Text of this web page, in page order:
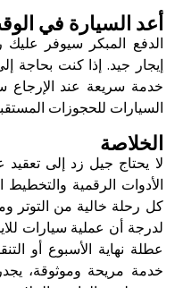
أعد السيارة في
الدفع المبكر سيوفر
إيجار جيد. إذا كنت بحاجة
خدمة سريعة عند الإرجاع
السيارات للحجوزات
الخلاصة
لا يحتاج جيل زد إلى
الأدوات الرقمية
كل رحلة خالية من التوتر
لدرجة أن عملية سيارات
عطلة نهاية الأسبوع أو
خدمة مريحة وموثوقة،